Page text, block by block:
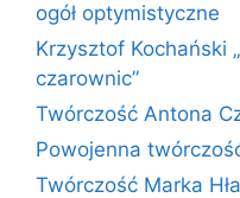
ogół optymistyczne
Krzysztof Kochański
czarownic”
Twórczość Antona
Powojenna
Twórczość Marka